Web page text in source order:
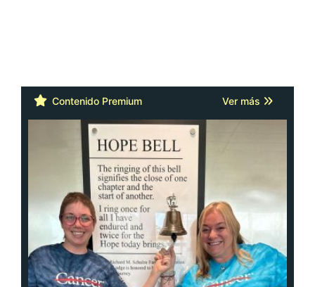
Contenido Premium Ver más